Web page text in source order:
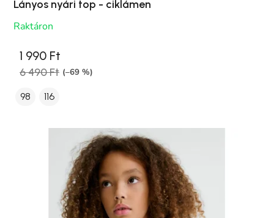
Lányos nyári top - ciklámen
Raktáron
1 990 Ft
6 490 Ft (–69 %)
98 116